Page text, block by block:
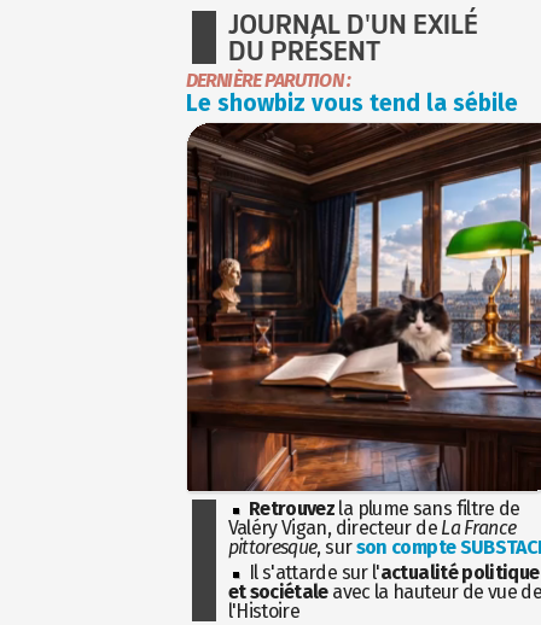
JOURNAL D'UN EXILÉ
DU PRÉSENT
DERNIÈRE PARUTION :
Le showbiz vous tend la sébile
Retrouvez la plume sans filtre de
Valéry Vigan, directeur de La France
pittoresque, surson compte
Il s'attarde sur l'actualité politique
et sociétaleavec la hauteur de vue
l'Histoire